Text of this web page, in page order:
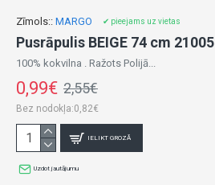
Zīmols:: MARGO ✔ pieejams uz vietas
Pusrāpulis BEIGE 74 cm 21005
100% kokvilna . Ražots Polijā...
0,99€ 2,55€
Bez nodokļa:0,82€
IELIKT GROZĀ
Uzdot jautājumu